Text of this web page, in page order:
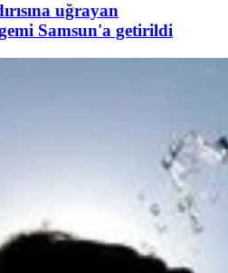
uğrayan
Samsun'a getirildi